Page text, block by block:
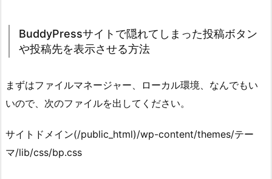
BuddyPressサイトで隠れてしまった投稿ボタン
や投稿先を表示させる方法
まずはファイルマネージャー、ローカル環境、なんでもい
いので、次のファイルを出してください。
サイトドメイン(/public_html)/wp-content/themes/テー
マ/lib/css/bp.css